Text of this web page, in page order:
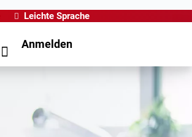
Leichte Sprache
Anmelden